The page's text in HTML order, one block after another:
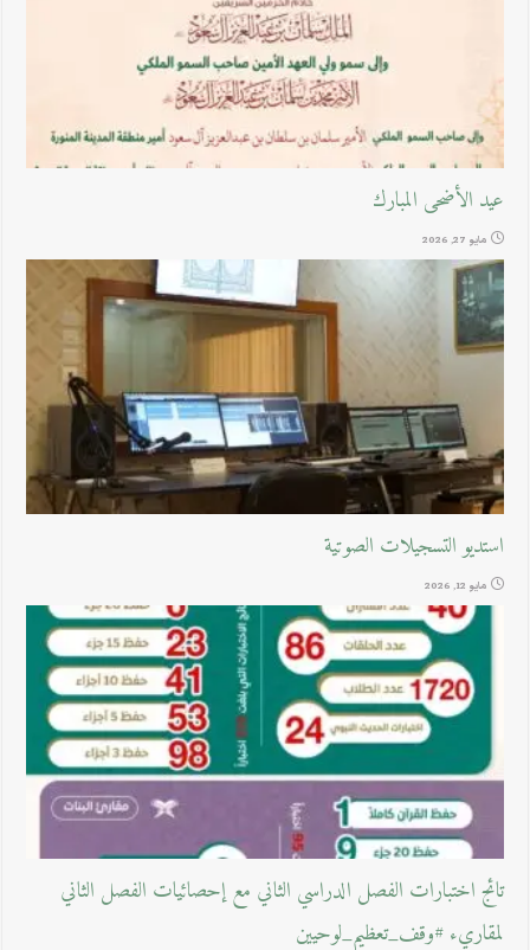
عيد الأضحى المبارك
مايو 27, 2026
استديو التسجيلات الصوتية
مايو 12, 2026
تائج اختبارات الفصل الدراسي الثاني مع إحصائيات الفصل الثاني
لمقاريء #وقف_تعظيم_لوحيين